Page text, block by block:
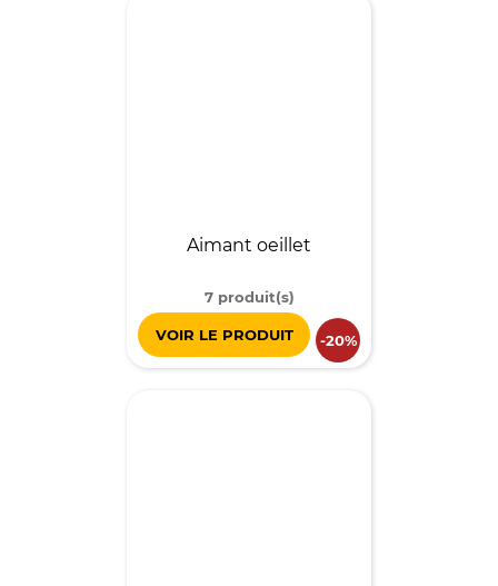
Aimant oeillet
7 produit(s)
VOIR LE PRODUIT -20%